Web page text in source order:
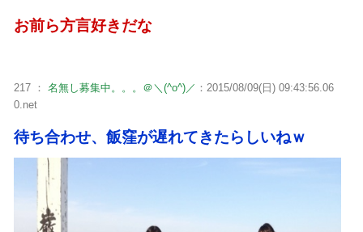
お前ら方言好きだな
217 ： 名無し募集中。。。＠＼(^o^)／ ：2015/08/09(日) 09:43:56.06
0.net
待ち合わせ、飯窪が遅れてきたらしいねｗ